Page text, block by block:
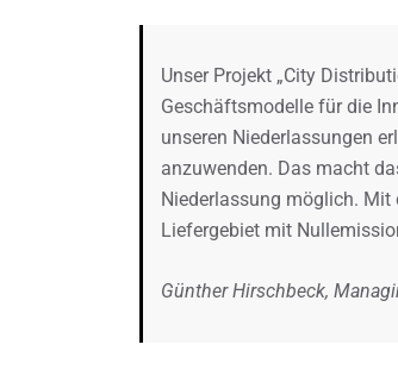
Unser Projekt „City
Geschäftsmodelle für die
unseren Niederlassungen
anzuwenden. Das macht
Niederlassung möglich.
Liefergebiet mit
Günther Hirschbeck,